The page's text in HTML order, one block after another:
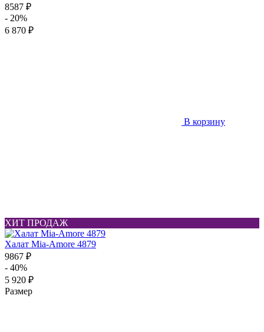
8587 ₽
- 20%
6 870 ₽
В корзину
ХИТ ПРОДАЖ
Халат Mia-Amore 4879
9867 ₽
- 40%
5 920 ₽
Размер